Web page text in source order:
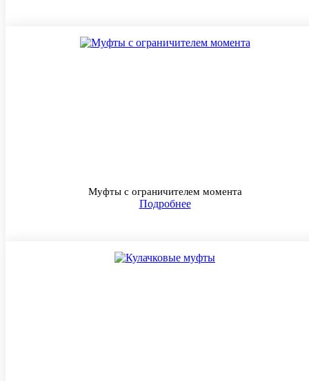
Муфты с ограничителем момента
Подробнее